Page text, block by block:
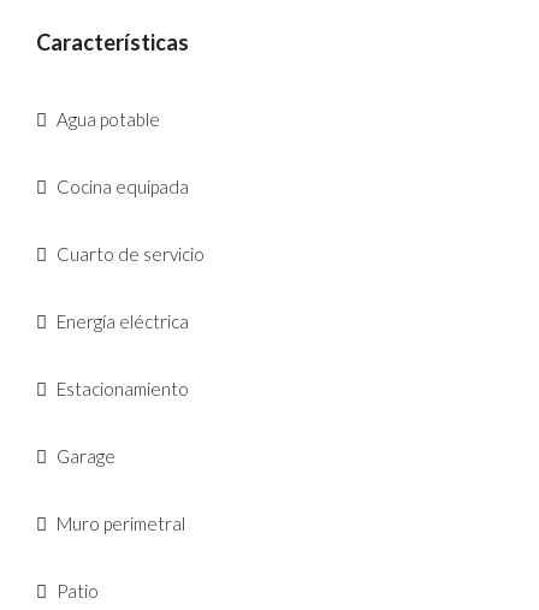
Características
Agua potable
Cocina equipada
Cuarto de servicio
Energía eléctrica
Estacionamiento
Garage
Muro perimetral
Patio